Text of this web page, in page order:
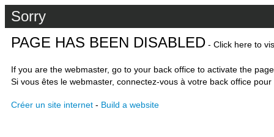
Sorry
PAGE HAS BEEN DISABLED - Click here to
If you are the webmaster, go to your back office to activate the
Si vous êtes le webmaster, connectez-vous à votre back office
Créer un site internet - Build a website